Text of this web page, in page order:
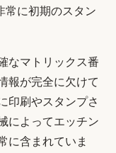
常に初期のスタン
なマトリックス番
報が完全に欠けて
印刷やスタンプさ
によってエッチン
に含まれていま